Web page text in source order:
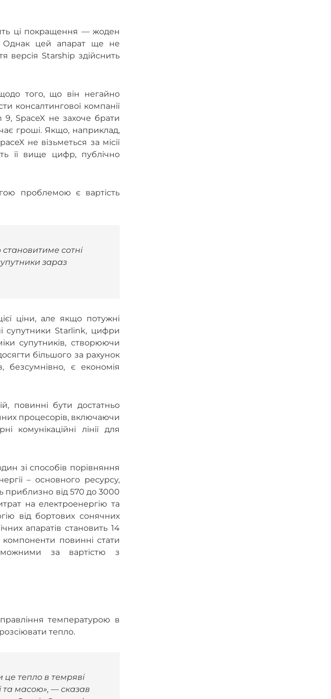
ці покращення — жоден
Однак цей апарат ще не
версія Starship здійснить
того, що він негайно
консалтингової компанії
SpaceX не захоче брати
гроші. Якщо, наприклад,
не візьметься за місії
її вище цифр, публічно
проблемою є вартість
сотні
зараз
ціни, але якщо потужні
супутники Starlink, цифри
супутників, створюючи
більшого за рахунок
безсумнівно, є економія
повинні бути достатньо
процесорів, включаючи
комунікаційні лінії для
зі способів порівняння
– основного ресурсу,
приблизно від 570 до 3000
на електроенергію та
від бортових сонячних
апаратів становить 14
повинні стати
за вартістю з
температурою в
тепло.
це тепло в темряві
та масою», — сказав